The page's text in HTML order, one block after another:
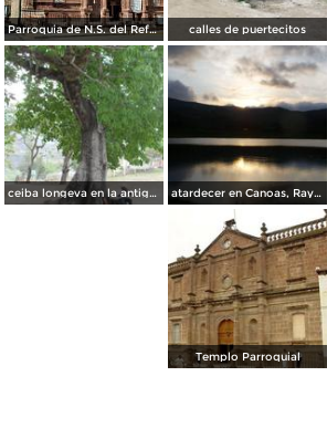
Parroquia de N.S. del Refugio calles de puertecitos
ceiba longeva en la antigua misión de Gamotes atardecer en Canoas, Rayòn
Templo Parroquial